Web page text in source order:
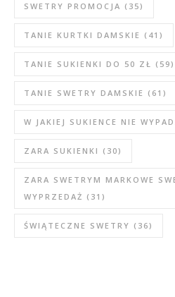
SWETRY PROMOCJA (35)
TANIE KURTKI DAMSKIE (41)
TANIE SUKIENKI DO 50 ZŁ (59)
TANIE SWETRY DAMSKIE (61)
W JAKIEJ SUKIENCE NIE
ZARA SUKIENKI (30)
ZARA SWETRYM MARKOWE
WYPRZEDAŻ (31)
ŚWIĄTECZNE SWETRY (36)